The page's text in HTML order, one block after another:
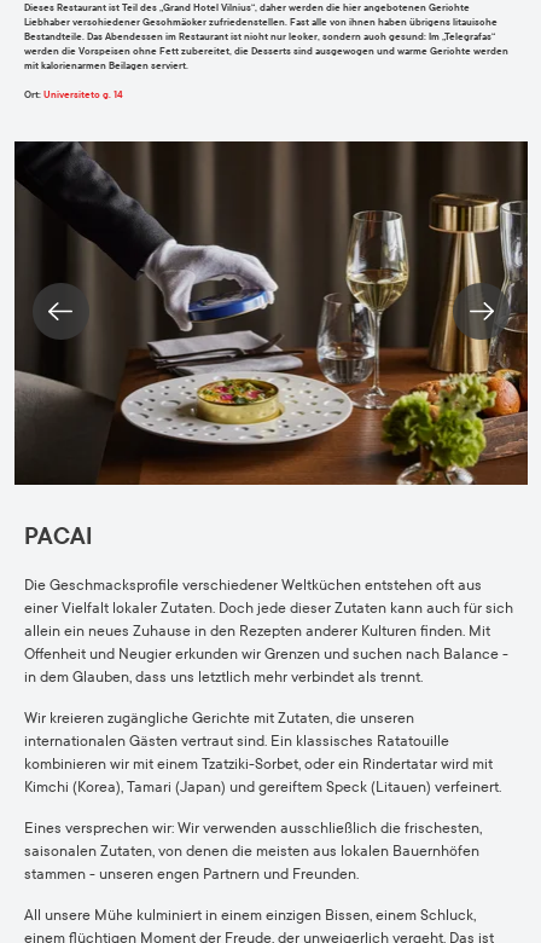
Dieses Restaurant ist Teil des „Grand Hotel Vilnius“, daher werden die hier angebotenen Gerichte
Liebhaber verschiedener Geschmäcker zufriedenstellen. Fast alle von ihnen haben übrigens litauische
Bestandteile. Das Abendessen im Restaurant ist nicht nur lecker, sondern auch gesund: Im „Telegrafas“
werden die Vorspeisen ohne Fett zubereitet, die Desserts sind ausgewogen und warme Gerichte werden
mit kalorienarmen Beilagen serviert.
Ort: Universiteto g. 14
PACAI
Die Geschmacksprofile verschiedener Weltküchen entstehen oft aus
einer Vielfalt lokaler Zutaten. Doch jede dieser Zutaten kann auch für sich
allein ein neues Zuhause in den Rezepten anderer Kulturen finden. Mit
Offenheit und Neugier erkunden wir Grenzen und suchen nach Balance -
in dem Glauben, dass uns letztlich mehr verbindet als trennt.
Wir kreieren zugängliche Gerichte mit Zutaten, die unseren
internationalen Gästen vertraut sind. Ein klassisches Ratatouille
kombinieren wir mit einem Tzatziki-Sorbet, oder ein Rindertatar wird mit
Kimchi (Korea), Tamari (Japan) und gereiftem Speck (Litauen) verfeinert.
Eines versprechen wir: Wir verwenden ausschließlich die frischesten,
saisonalen Zutaten, von denen die meisten aus lokalen Bauernhöfen
stammen - unseren engen Partnern und Freunden.
All unsere Mühe kulminiert in einem einzigen Bissen, einem Schluck,
einem flüchtigen Moment der Freude, der unweigerlich vergeht. Das ist